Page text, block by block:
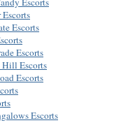
Escorts
Escorts
Hill Escorts
Escorts
Escorts